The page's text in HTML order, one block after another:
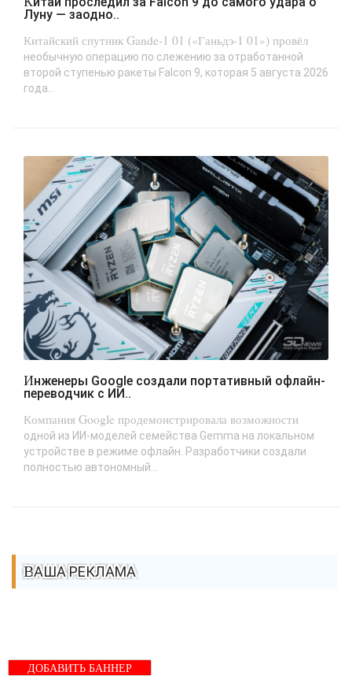
Луну — заодно..
Китайский спутник Gande-1 01 («Ганьдэ-1 01») провёл
необычную операцию по слежению за отработанной
второй ступенью ракеты Falcon 9, которая 5 августа 2026
года...
Инженеры Google создали портативный офлайн-
переводчик с ИИ..
Компания Google продемонстрировала возможности
одной из ИИ-моделей семейства Gemma на локальном
устройстве в режиме офлайн. Разработчики создали
полностью автономный...
ВАША РЕКЛАМА
ДОБАВИТЬ БАННЕР